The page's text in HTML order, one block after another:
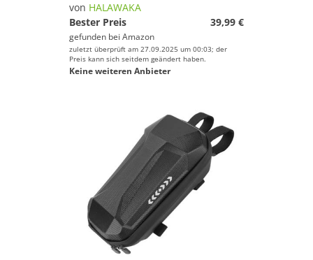
von HALAWAKA
Bester Preis
39,99 €
gefunden bei Amazon
zuletzt überprüft am 27.09.2025 um 00:03; der
Preis kann sich seitdem geändert haben.
Keine weiteren Anbieter